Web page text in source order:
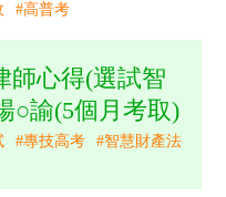
#高普考
師心得(選試智
○諭(5個月考取)
#專技高考
#智慧財產法